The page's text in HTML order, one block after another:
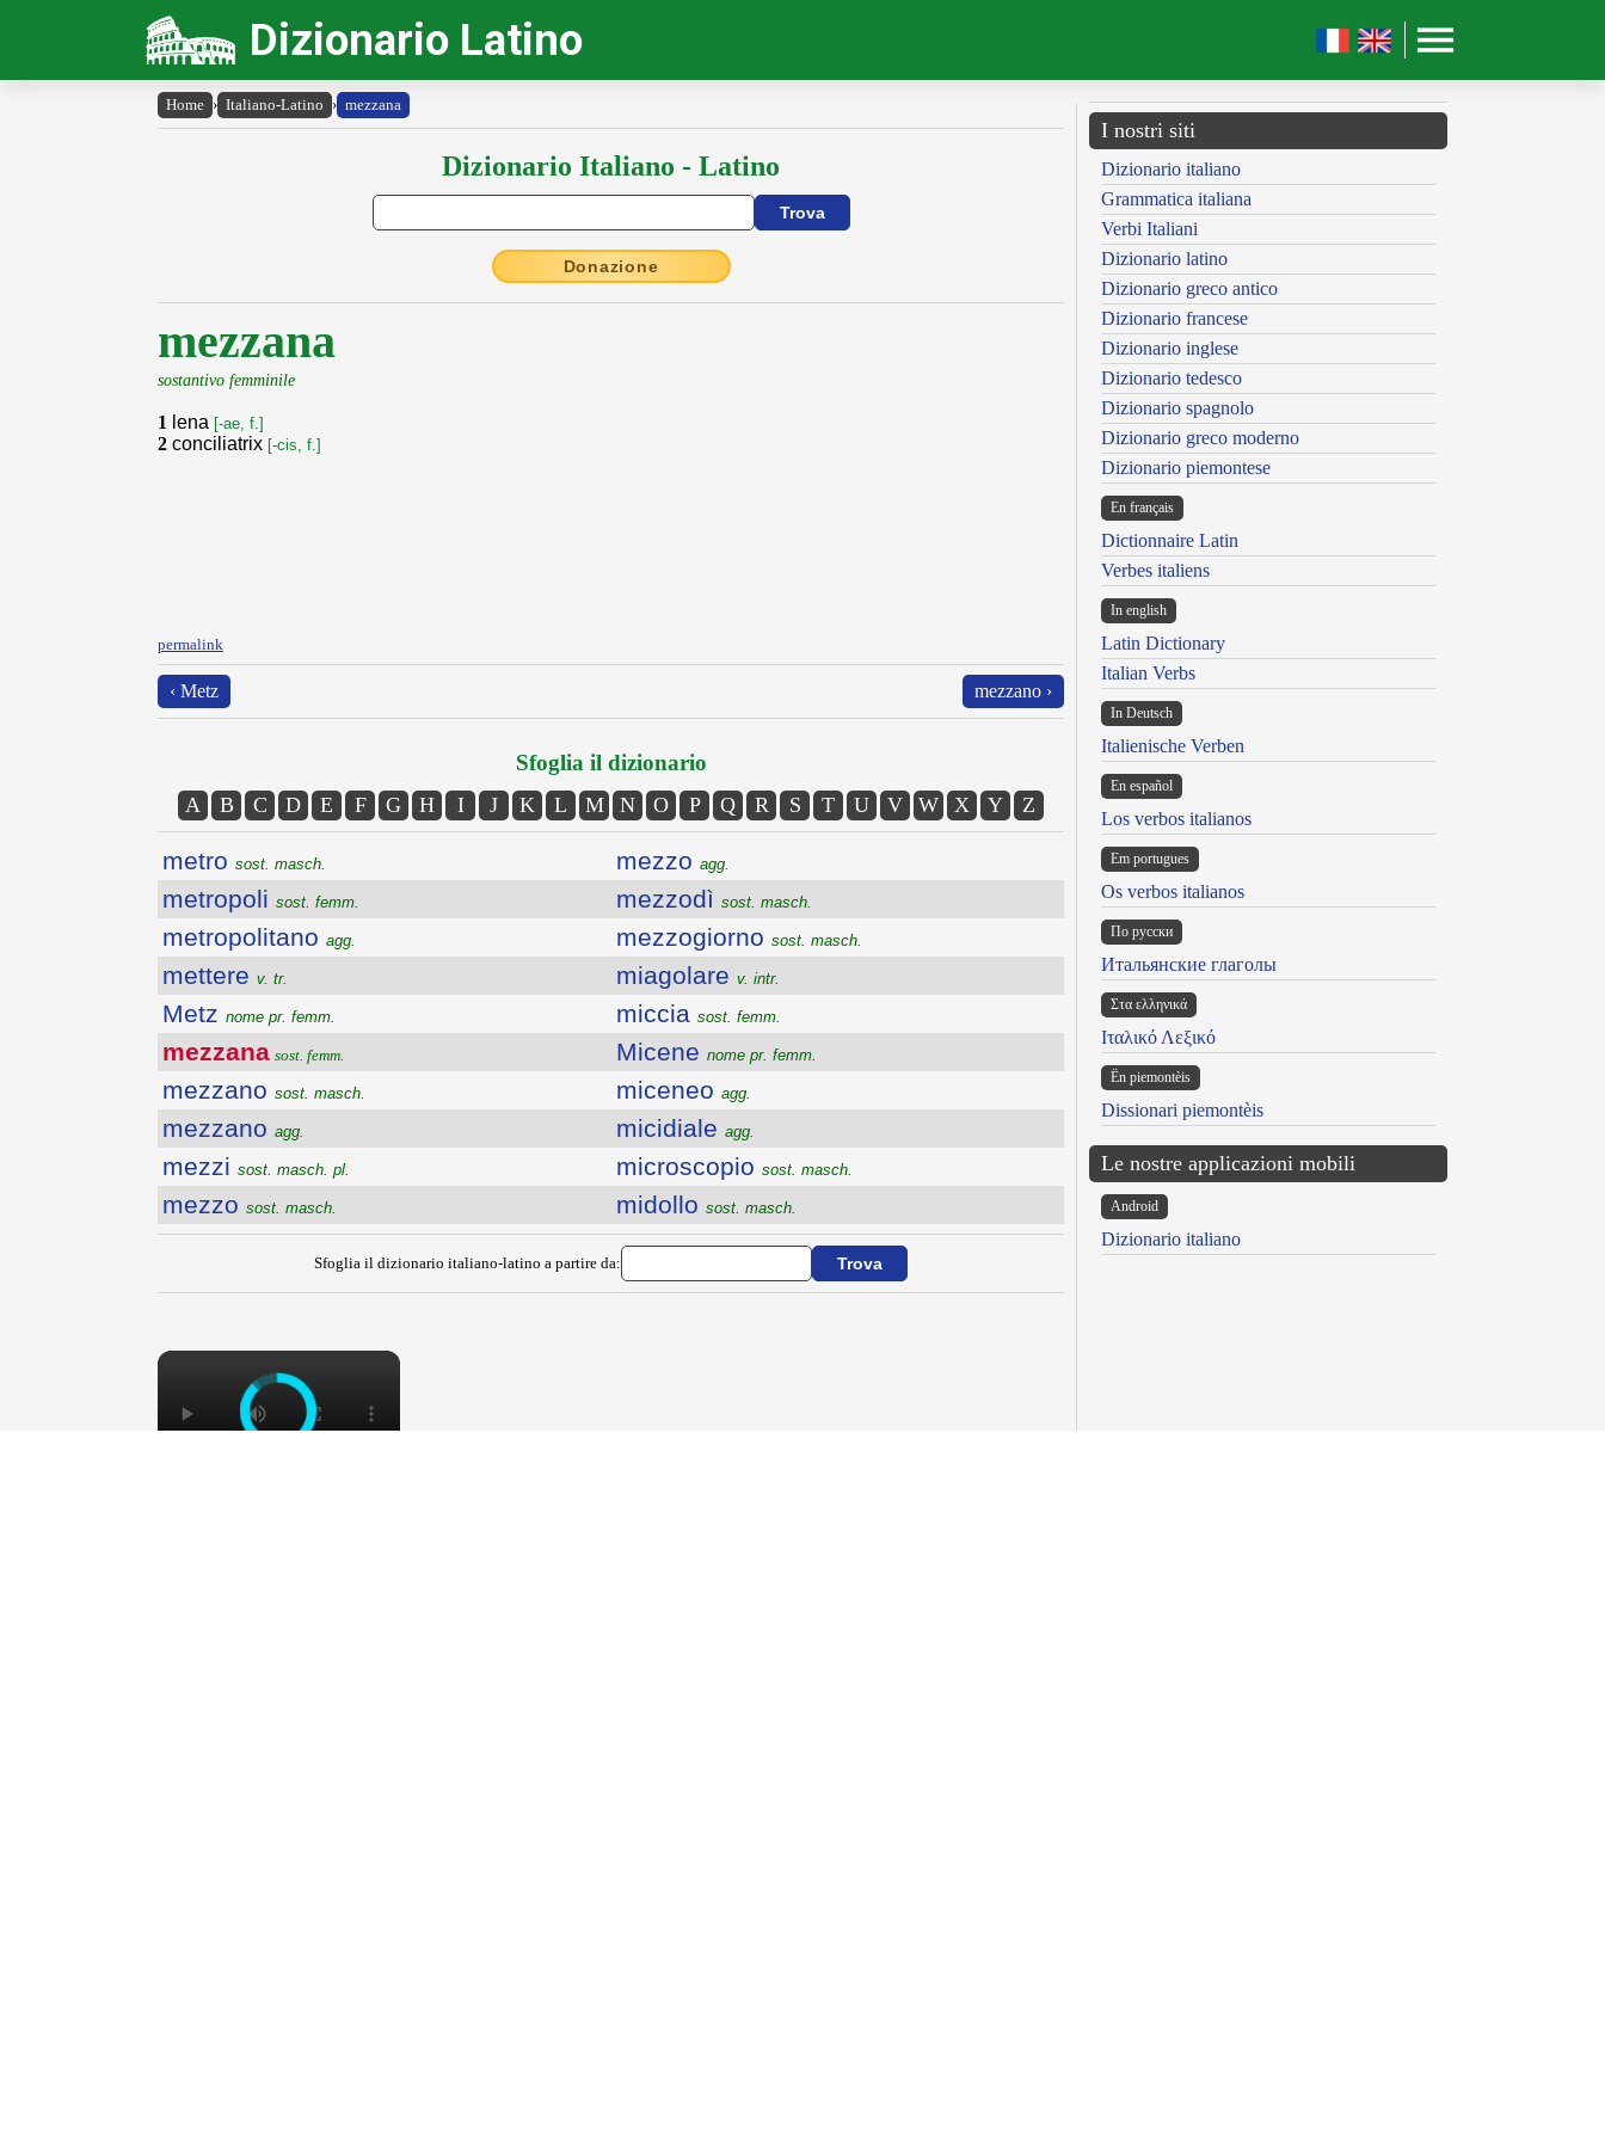
Dizionario Latino
Home › Italiano-Latino › mezzana
Dizionario Italiano - Latino
Donazione
mezzana
sostantivo femminile
1 lena [-ae, f.]
2 conciliatrix [-cis, f.]
permalink
‹ Metz mezzano ›
Sfoglia il dizionario
A B C D E F G H I J K L M N O P Q R S T U V W X Y Z
metro sost. masch.
metropoli sost. femm.
metropolitano agg.
mettere v. tr.
Metz nome pr. femm.
mezzana sost. femm.
mezzano sost. masch.
mezzano agg.
mezzi sost. masch. pl.
mezzo sost. masch.
mezzo agg.
mezzodì sost. masch.
mezzogiorno sost. masch.
miagolare v. intr.
miccia sost. femm.
Micene nome pr. femm.
miceneo agg.
micidiale agg.
microscopio sost. masch.
midollo sost. masch.
Sfoglia il dizionario italiano-latino a partire da:
×
I nostri siti
Dizionario italiano
Grammatica italiana
Verbi Italiani
Dizionario latino
Dizionario greco antico
Dizionario francese
Dizionario inglese
Dizionario tedesco
Dizionario spagnolo
Dizionario greco moderno
Dizionario piemontese
En français
Dictionnaire Latin
Verbes italiens
In english
Latin Dictionary
Italian Verbs
In Deutsch
Italienische Verben
En español
Los verbos italianos
Em portugues
Os verbos italianos
По русски
Итальянские глаголы
Στα ελληνικά
Ιταλικό Λεξικό
Ën piemontèis
Dissionari piemontèis
Le nostre applicazioni mobili
Android
Dizionario italiano